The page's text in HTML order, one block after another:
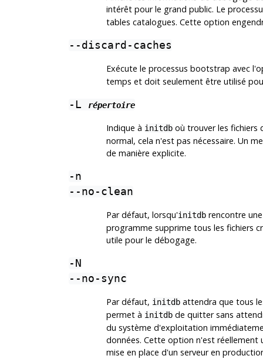
intérêt pour le grand public. Le
tables catalogues. Cette option
--discard-caches
Exécute le processus bootstrap avec
temps et doit seulement être utilisé
-L répertoire
Indique à initdboù trouver les fichiers
normal, cela n'est pas nécessaire. Un
de manière explicite.
-n
--no-clean
Par défaut, lorsqu'initdbrencontre une
programme supprime tous les fichiers
utile pour le débogage.
-N
--no-sync
Par défaut, initdbattendra que tous
permet à initdbde quitter sans
du système d'exploitation
données. Cette option n'est
mise en place d'un serveur en